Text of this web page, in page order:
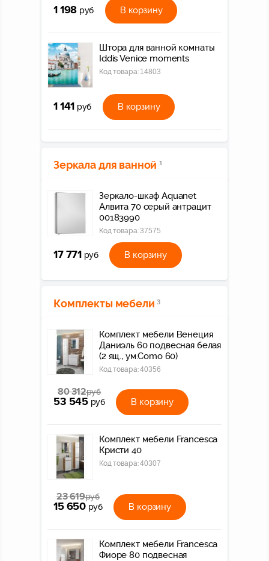
1 198 руб В корзину
Штора для ванной комнаты
Iddis Venice moments
Код товара: 14803
1 141 руб В корзину
Зеркала для ванной 1
Зеркало-шкаф Aquanet
Алвита 70 серый антрацит
00183990
Код товара:37575
17 771 руб В корзину
Комплекты мебели 3
Комплект мебели Венеция
Даниэль 60 подвесная белая
(2 ящ., ум.Como 60)
Код товара:40356
80 312руб
53 545 руб В корзину
Комплект мебели Francesca
Кристи 40
Код товара:40307
23 619руб
15 650 руб В корзину
Комплект мебели Francesca
Фиоре 80 подвесная